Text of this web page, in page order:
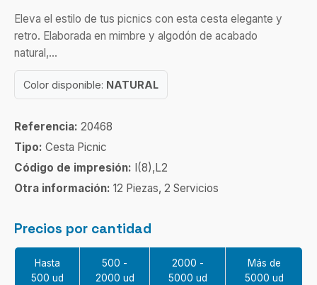
Eleva el estilo de tus picnics con esta cesta elegante y
retro. Elaborada en mimbre y algodón de acabado
natural,...
Color disponible: NATURAL
Referencia: 20468
Tipo: Cesta Picnic
Código de impresión: I(8),L2
Otra información: 12 Piezas, 2 Servicios
Precios por cantidad
Hasta
500 ud
500 -
2000 ud
2000 -
5000 ud
Más de
5000 ud